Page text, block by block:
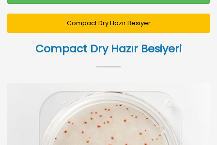
Compact Dry Hazır Besiyer
Compact Dry Hazır Besiyeri